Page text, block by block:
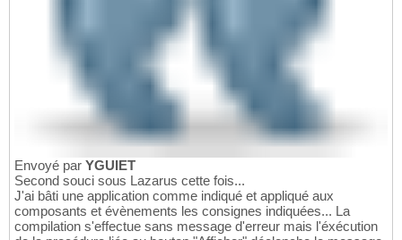
Envoyé par YGUIET
Second souci sous Lazarus cette fois...
J'ai bâti une application comme indiqué et appliqué aux
composants et évènements les consignes indiquées... La
compilation s'effectue sans message d'erreur mais l'éxécution